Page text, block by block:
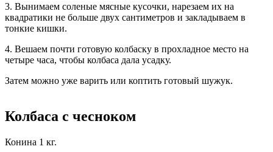
3. Вынимаем соленые мясные кусочки, нарезаем их на
квадратики не больше двух сантиметров и закладываем в
тонкие кишки.
4. Вешаем почти готовую колбаску в прохладное место на
четыре часа, чтобы колбаса дала усадку.
Затем можно уже варить или коптить готовый шужук.
Колбаса с чесноком
Конина 1 кг.